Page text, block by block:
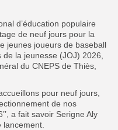
Button
d’éducation populaire
de neuf jours pour la
jeunes joueurs de baseball
la jeunesse (JOJ) 2026,
du CNEPS de Thiès,
pour neuf jours,
de nos
a fait savoir Serigne Aly